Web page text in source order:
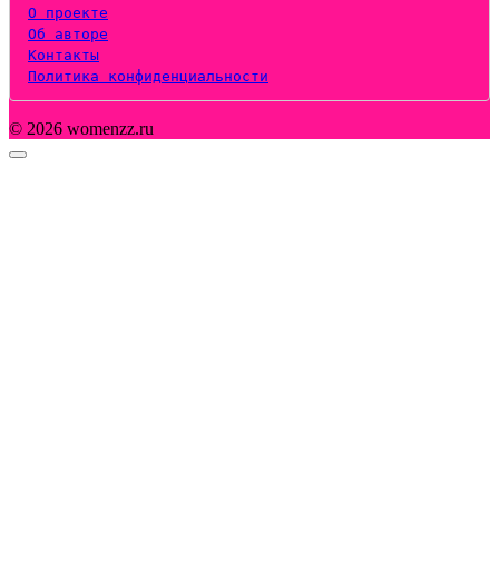
О проекте
Об авторе
Контакты
Политика конфиденциальности
© 2026 womenzz.ru